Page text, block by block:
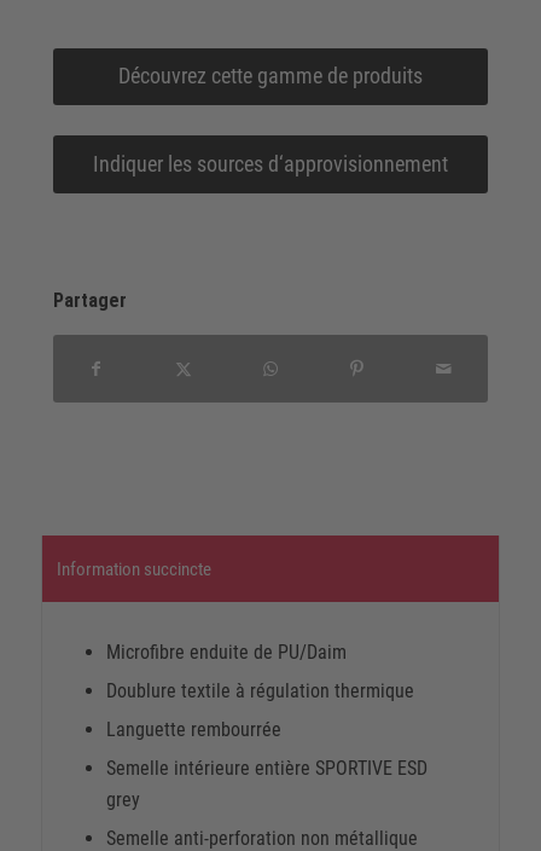
Découvrez cette gamme de produits
Indiquer les sources d‘approvisionnement
Partager
Information succincte
Microfibre enduite de PU/Daim
Doublure textile à régulation thermique
Languette rembourrée
Semelle intérieure entière SPORTIVE ESD
grey
Semelle anti-perforation non métallique